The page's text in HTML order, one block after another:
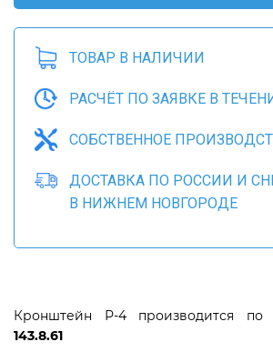
ТОВАР В НАЛИЧИИ
РАСЧЁТ ПО ЗАЯВКЕ В
СОБСТВЕННОЕ
ДОСТАВКА ПО РОССИИ И
В НИЖНЕМ НОВГОРОДЕ
Кронштейн Р-4 производится по
143.8.61